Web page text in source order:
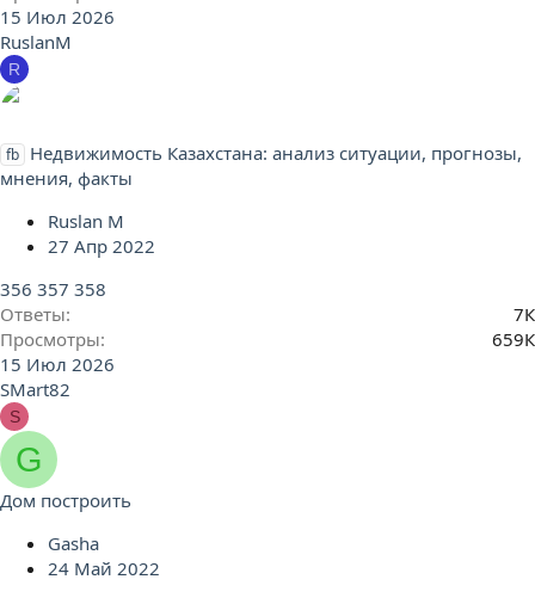
15 Июл 2026
RuslanM
R
fb Недвижимость Казахстана: анализ ситуации, прогнозы,
мнения, факты
Ruslan M
27 Апр 2022
356 357 358
Ответы
7К
Просмотры
659К
15 Июл 2026
SMart82
S
G
Дом построить
Gasha
24 Май 2022